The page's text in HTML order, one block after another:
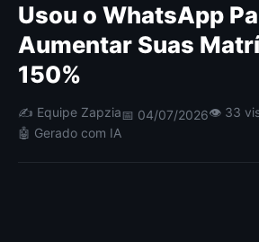
Usou o WhatsApp
Aumentar Suas
150%
✍️ Equipe Zapzia📅 04/07/2026👁 33
🤖 Gerado com IA